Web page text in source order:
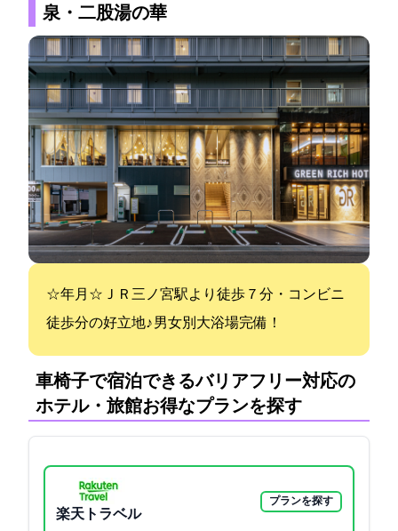
泉・二股湯の華
☆2020年10月OPEN☆ＪＲ三ノ宮駅より徒歩７分・コンビニ
徒歩1分の好立地♪ 男女別大浴場完備！
車椅子で宿泊できるバリアフリー対応の
ホテル・旅館:お得なプランを探す
楽天トラベル
プランを探す